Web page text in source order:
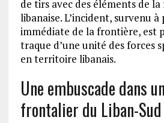
de tirs avec des éléments de la
libanaise. L’incident, survenu
immédiate de la frontière, est
traque d’une unité des forces
en territoire libanais.
Une embuscade dans
frontalier du Liban-Sud